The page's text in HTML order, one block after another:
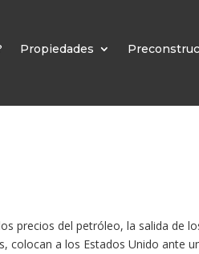
Propiedades
precios del petróleo, la salida de
colocan a los Estados Unido ante